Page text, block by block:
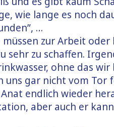
wie lange es noch
…
zur Arbeit
sehr zu schaffen.
ohne das wir
uns gar nicht vom Tor
endlich wieder
aber auch er